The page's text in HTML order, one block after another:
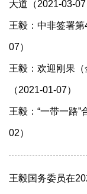
大道（2021-03-07
王毅：中非签署第
07）
王毅：欢迎刚果（
（2021-01-07）
王毅：“一带一路
02）
王毅国务委员在